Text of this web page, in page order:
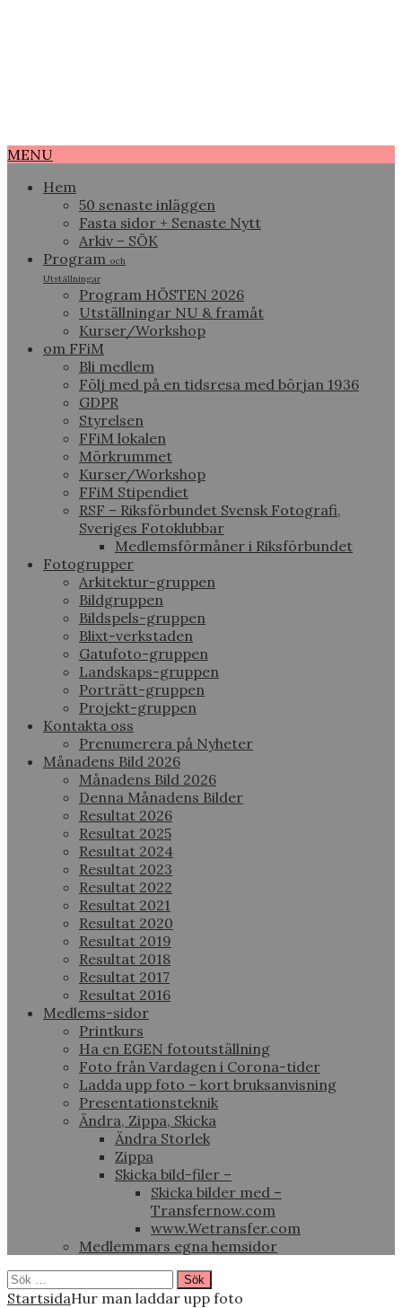
MENU
Hem
50 senaste inläggen
Fasta sidor + Senaste Nytt
Arkiv – SÖK
Program och
Utställningar
Program HÖSTEN 2026
Utställningar NU & framåt
Kurser/Workshop
om FFiM
Bli medlem
Följ med på en tidsresa med början 1936
GDPR
Styrelsen
FFiM lokalen
Mörkrummet
Kurser/Workshop
FFiM Stipendiet
RSF – Riksförbundet Svensk Fotografi,
Sveriges Fotoklubbar
Medlemsförmåner i Riksförbundet
Fotogrupper
Arkitektur-gruppen
Bildgruppen
Bildspels-gruppen
Blixt-verkstaden
Gatufoto-gruppen
Landskaps-gruppen
Porträtt-gruppen
Projekt-gruppen
Kontakta oss
Prenumerera på Nyheter
Månadens Bild 2026
Månadens Bild 2026
Denna Månadens Bilder
Resultat 2026
Resultat 2025
Resultat 2024
Resultat 2023
Resultat 2022
Resultat 2021
Resultat 2020
Resultat 2019
Resultat 2018
Resultat 2017
Resultat 2016
Medlems-sidor
Printkurs
Ha en EGEN fotoutställning
Foto från Vardagen i Corona-tider
Ladda upp foto – kort bruksanvisning
Presentationsteknik
Ändra, Zippa, Skicka
Ändra Storlek
Zippa
Skicka bild-filer –
Skicka bilder med –
Transfernow.com
www.Wetransfer.com
Medlemmars egna hemsidor
Sök
efter:
StartsidaHur man laddar upp foto